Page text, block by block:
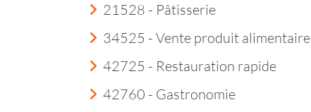
21528 - Pâtisserie
34525 - Vente produit alimentaire
42725 - Restauration rapide
42760 - Gastronomie